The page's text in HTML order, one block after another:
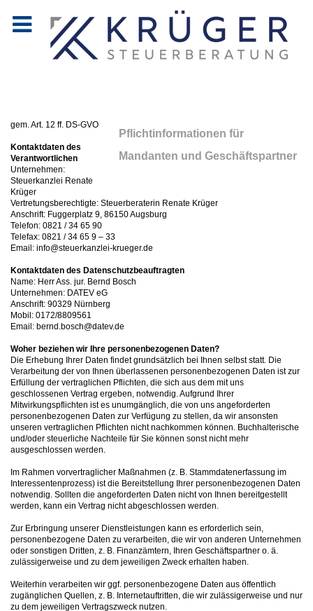
Pflichtinformationen für
Mandanten und Geschäftspartner
gem. Art. 12 ff. DS-GVO
Kontaktdaten des
Verantwortlichen
Unternehmen:
Steuerkanzlei Renate
Krüger
Vertretungsberechtigte: Steuerberaterin Renate Krüger
Anschrift: Fuggerplatz 9, 86150 Augsburg
Telefon: 0821 / 34 65 90
Telefax: 0821 / 34 65 9 – 33
Email: info@steuerkanzlei-krueger.de
Kontaktdaten des Datenschutzbeauftragten
Name: Herr Ass. jur. Bernd Bosch
Unternehmen: DATEV eG
Anschrift: 90329 Nürnberg
Mobil: 0172/8809561
Email: bernd.bosch@datev.de
Woher beziehen wir Ihre personenbezogenen Daten?
Die Erhebung Ihrer Daten findet grundsätzlich bei Ihnen selbst statt. Die
Verarbeitung der von Ihnen überlassenen personenbezogenen Daten ist zur
Erfüllung der vertraglichen Pflichten, die sich aus dem mit uns
geschlossenen Vertrag ergeben, notwendig. Aufgrund Ihrer
Mitwirkungspflichten ist es unumgänglich, die von uns angeforderten
personenbezogenen Daten zur Verfügung zu stellen, da wir ansonsten
unseren vertraglichen Pflichten nicht nachkommen können. Buchhalterische
und/oder steuerliche Nachteile für Sie können sonst nicht mehr
ausgeschlossen werden.
Im Rahmen vorvertraglicher Maßnahmen (z. B. Stammdatenerfassung im
Interessentenprozess) ist die Bereitstellung Ihrer personenbezogenen Daten
notwendig. Sollten die angeforderten Daten nicht von Ihnen bereitgestellt
werden, kann ein Vertrag nicht abgeschlossen werden.
Zur Erbringung unserer Dienstleistungen kann es erforderlich sein,
personenbezogene Daten zu verarbeiten, die wir von anderen Unternehmen
oder sonstigen Dritten, z. B. Finanzämtern, Ihren Geschäftspartner o. ä.
zulässigerweise und zu dem jeweiligen Zweck erhalten haben.
Weiterhin verarbeiten wir ggf. personenbezogene Daten aus öffentlich
zugänglichen Quellen, z. B. Internetauftritten, die wir zulässigerweise und nur
zu dem jeweiligen Vertragszweck nutzen.